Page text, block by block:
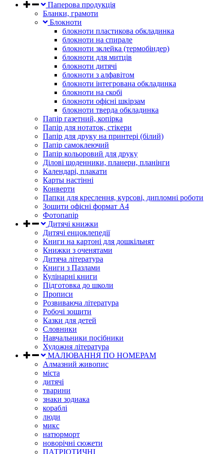
Паперова продукція
Бланки, грамоти
Блокноти
блокноти пластикова обкладинка
блокноти на спирале
блокноти зклейка (термобіндер)
блокноти для митців
блокноти дитячі
блокноти з алфавітом
блокноти інтегрована обкладинка
блокноти на скобі
блокноти офісні шкірзам
блокноти тверда обкладинка
Папір газетний, копірка
Папір для нотаток, стікери
Папір для друку на принтері (білий)
Папір самоклеючий
Папір кольоровий для друку
Ділові щоденники, планери, планінги
Календарі, плакати
Карты настінні
Конверти
Папки для креслення, курсові, дипломні роботи
Зошити офісні формат А4
Фотопапір
Дитячі книжки
Дитячі енцоклепедії
Книги на картоні для дошкільнят
Книжки з оченятами
Дитяча література
Книги з Пазлами
Кулінарні книги
Підготовка до школи
Прописи
Розвиваюча література
Робочі зошити
Казки для детей
Словники
Навчальники посібники
Художня література
МАЛЮВАННЯ ПО НОМЕРАМ
Алмазний живопис
міста
дитячі
тварини
знаки зодиака
кораблі
люди
микс
натюрморт
новорічні сюжети
ПАТРІОТИЧНІ